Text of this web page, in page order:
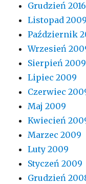
Grudzień 2016
Listopad 2009
Październik
Wrzesień
Sierpień 2009
Lipiec 2009
Czerwiec
Maj 2009
Kwiecień
Marzec 2009
Luty 2009
Styczeń 2009
Grudzień